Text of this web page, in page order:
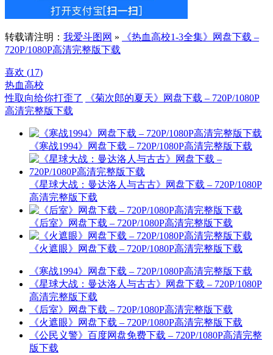
转载请注明： 我爱斗图网 »
《热血高校1-3全集》网盘下载 –
720P/1080P高清完整版下载
喜欢 (17)
热血高校
性取向给你打歪了
《菊次郎的夏天》网盘下载 – 720P/1080P
高清完整版下载
《寒战1994》网盘下载 – 720P/1080P高清完整版下载
《星球大战：曼达洛人与古古》网盘下载 – 720P/1080P
高清完整版下载
《后室》网盘下载 – 720P/1080P高清完整版下载
《火遮眼》网盘下载 – 720P/1080P高清完整版下载
《寒战1994》网盘下载 – 720P/1080P高清完整版下载
《星球大战：曼达洛人与古古》网盘下载 – 720P/1080P
高清完整版下载
《后室》网盘下载 – 720P/1080P高清完整版下载
《火遮眼》网盘下载 – 720P/1080P高清完整版下载
《公民义警》百度网盘免费下载 – 720P/1080P高清完整
版下载